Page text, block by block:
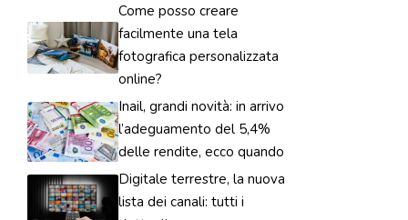
Come posso creare
facilmente una tela
fotografica personalizzata
online?
Inail, grandi novità: in arrivo
l’adeguamento del 5,4%
delle rendite, ecco quando
Digitale terrestre, la nuova
lista dei canali: tutti i